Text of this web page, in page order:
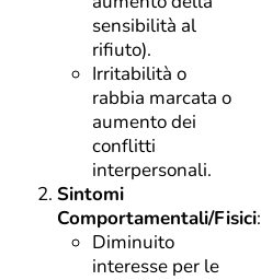
sensibilità al
rifiuto).
Irritabilità o
rabbia marcata o
aumento dei
conflitti
interpersonali.
Sintomi
Comportamentali/Fisici:
Diminuito
interesse per le